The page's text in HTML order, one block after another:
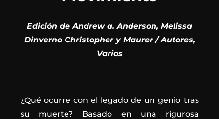
Edición de Andrew a. Anderson, Melissa
Dinverno Christopher y Maurer /Autores,
Varios
¿Qué ocurre con el legado de un genio tras
su muerte? Basado en una rigurosa